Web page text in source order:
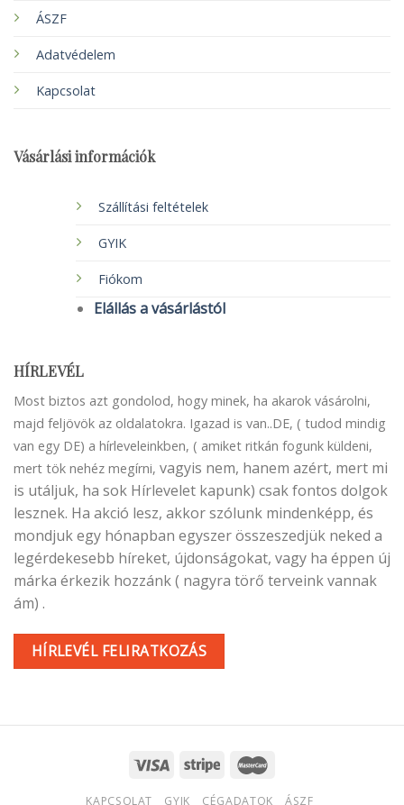
ÁSZF
Adatvédelem
Kapcsolat
Vásárlási információk
Szállítási feltételek
GYIK
Fiókom
Elállás a vásárlástól
HÍRLEVÉL
Most biztos azt gondolod, hogy minek, ha akarok vásárolni,
majd feljövök az oldalatokra. Igazad is van..DE, ( tudod mindig
van egy DE) a hírleveleinkben, ( amiket ritkán fogunk küldeni,
mert tök nehéz megírni, vagyis nem, hanem azért, mert mi
is utáljuk, ha sok Hírlevelet kapunk) csak fontos dolgok
lesznek. Ha akció lesz, akkor szólunk mindenképp, és
mondjuk egy hónapban egyszer összeszedjük neked a
legérdekesebb híreket, újdonságokat, vagy ha éppen új
márka érkezik hozzánk ( nagyra törő terveink vannak
ám) .
HÍRLEVÉL FELIRATKOZÁS
KAPCSOLAT GYIK CÉGADATOK ÁSZF